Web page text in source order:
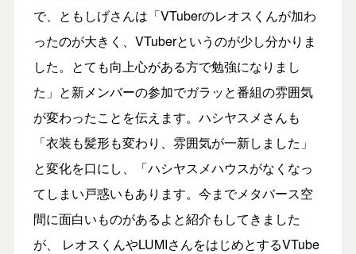
で、ともしげさんは「VTuberのレオスくんが加わ
ったのが大きく、VTuberというのが少し分かりま
した。とても向上心がある方で勉強になりまし
た」と新メンバーの参加でガラッと番組の雰囲気
が変わったことを伝えます。ハシヤスメさんも
「衣装も髪形も変わり、雰囲気が一新しました」
と変化を口にし、「ハシヤスメハウスがなくなっ
てしまい戸惑いもあります。今までメタバース空
間に面白いものがあるよと紹介もしてきました
が、 レオスくんやLUMIさんをはじめとするVTube